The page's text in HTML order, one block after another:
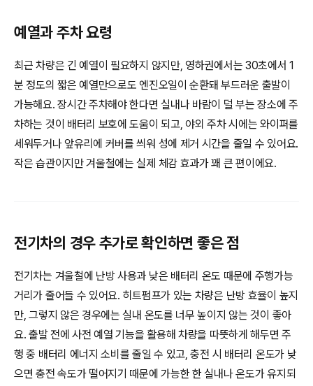
예열과 주차 요령
최근 차량은 긴 예열이 필요하지 않지만, 영하권에서는 30초에서 1
분 정도의 짧은 예열만으로도 엔진오일이 순환돼 부드러운 출발이
가능해요. 장시간 주차해야 한다면 실내나 바람이 덜 부는 장소에 주
차하는 것이 배터리 보호에 도움이 되고, 야외 주차 시에는 와이퍼를
세워두거나 앞유리에 커버를 씌워 성에 제거 시간을 줄일 수 있어요.
작은 습관이지만 겨울철에는 실제 체감 효과가 꽤 큰 편이에요.
전기차의 경우 추가로 확인하면 좋은 점
전기차는 겨울철에 난방 사용과 낮은 배터리 온도 때문에 주행가능
거리가 줄어들 수 있어요. 히트펌프가 있는 차량은 난방 효율이 높지
만, 그렇지 않은 경우에는 실내 온도를 너무 높이지 않는 것이 좋아
요. 출발 전에 사전 예열 기능을 활용해 차량을 따뜻하게 해두면 주
행 중 배터리 에너지 소비를 줄일 수 있고, 충전 시 배터리 온도가 낮
으면 충전 속도가 떨어지기 때문에 가능한 한 실내나 온도가 유지되